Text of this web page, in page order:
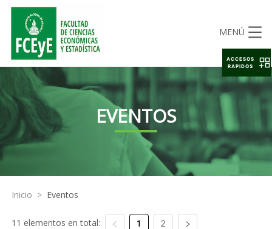
MENÚ
EVENTOS
Inicio > Eventos
11 elementos en total: 1 2
ACCESOS
RAPIDOS